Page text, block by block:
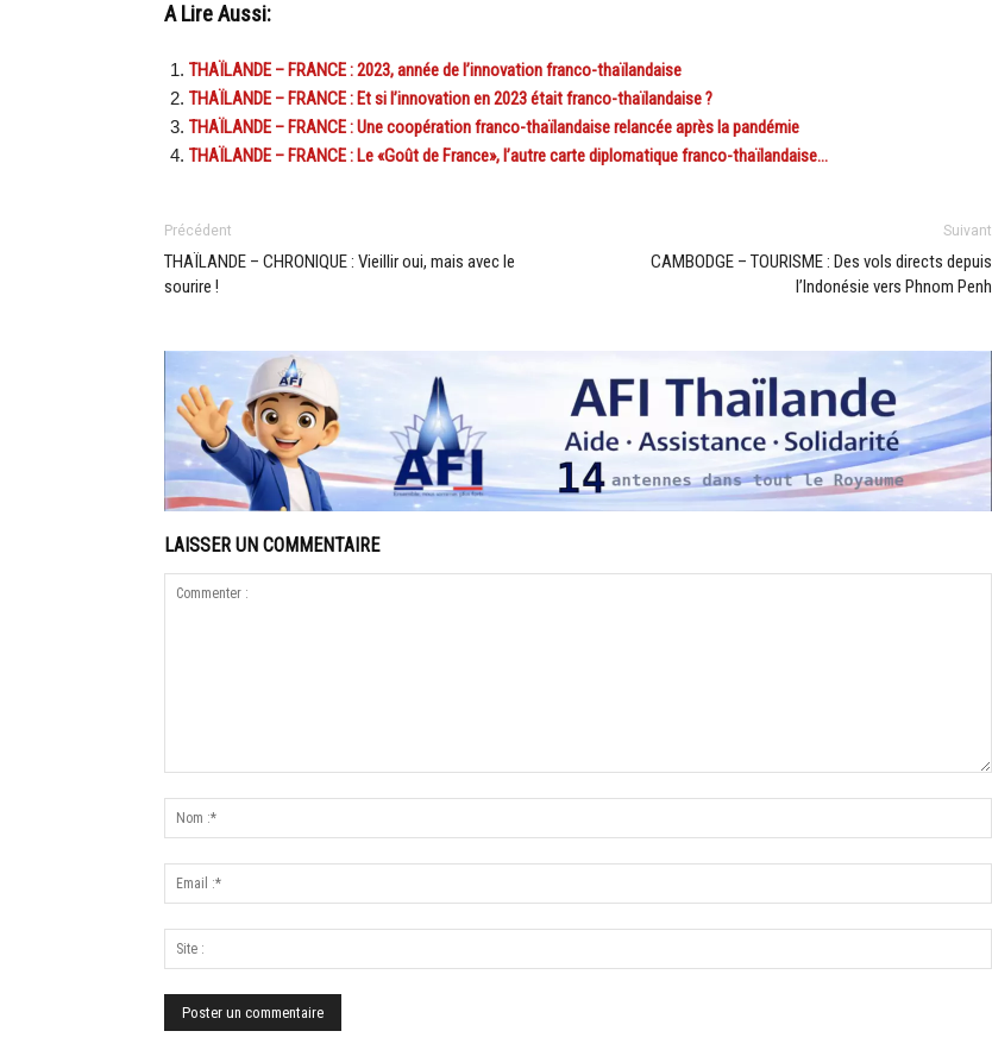
A Lire Aussi:
THAÏLANDE – FRANCE : 2023, année de l’innovation franco-thaïlandaise
THAÏLANDE – FRANCE : Et si l’innovation en 2023 était franco-thaïlandaise ?
THAÏLANDE – FRANCE : Une coopération franco-thaïlandaise relancée après la pandémie
THAÏLANDE – FRANCE : Le «Goût de France», l’autre carte diplomatique franco-thaïlandaise…
Précédent
THAÏLANDE – CHRONIQUE : Vieillir oui, mais avec le
sourire !
Suivant
CAMBODGE – TOURISME : Des vols directs depuis
l’Indonésie vers Phnom Penh
LAISSER UN COMMENTAIRE